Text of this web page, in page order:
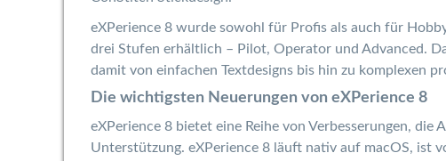
eXPerience 8 wurde sowohl für Profis als auch für
drei Stufen erhältlich – Pilot, Operator und Advanced.
damit von einfachen Textdesigns bis hin zu komplexen
Die wichtigsten Neuerungen von eXPerience 8
eXPerience 8 bietet eine Reihe von Verbesserungen,
Unterstützung. eXPerience 8 läuft nativ auf macOS, ist